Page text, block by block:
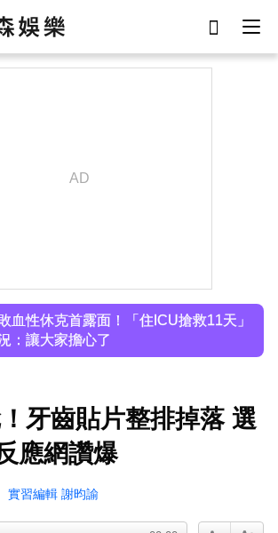
，隨時掌握天下大小事！
血性休克首露面！「住ICU搶救11天」
：讓大家擔心了
牙齒貼片整排掉落 選
應網讚爆
實習編輯 謝昀諭